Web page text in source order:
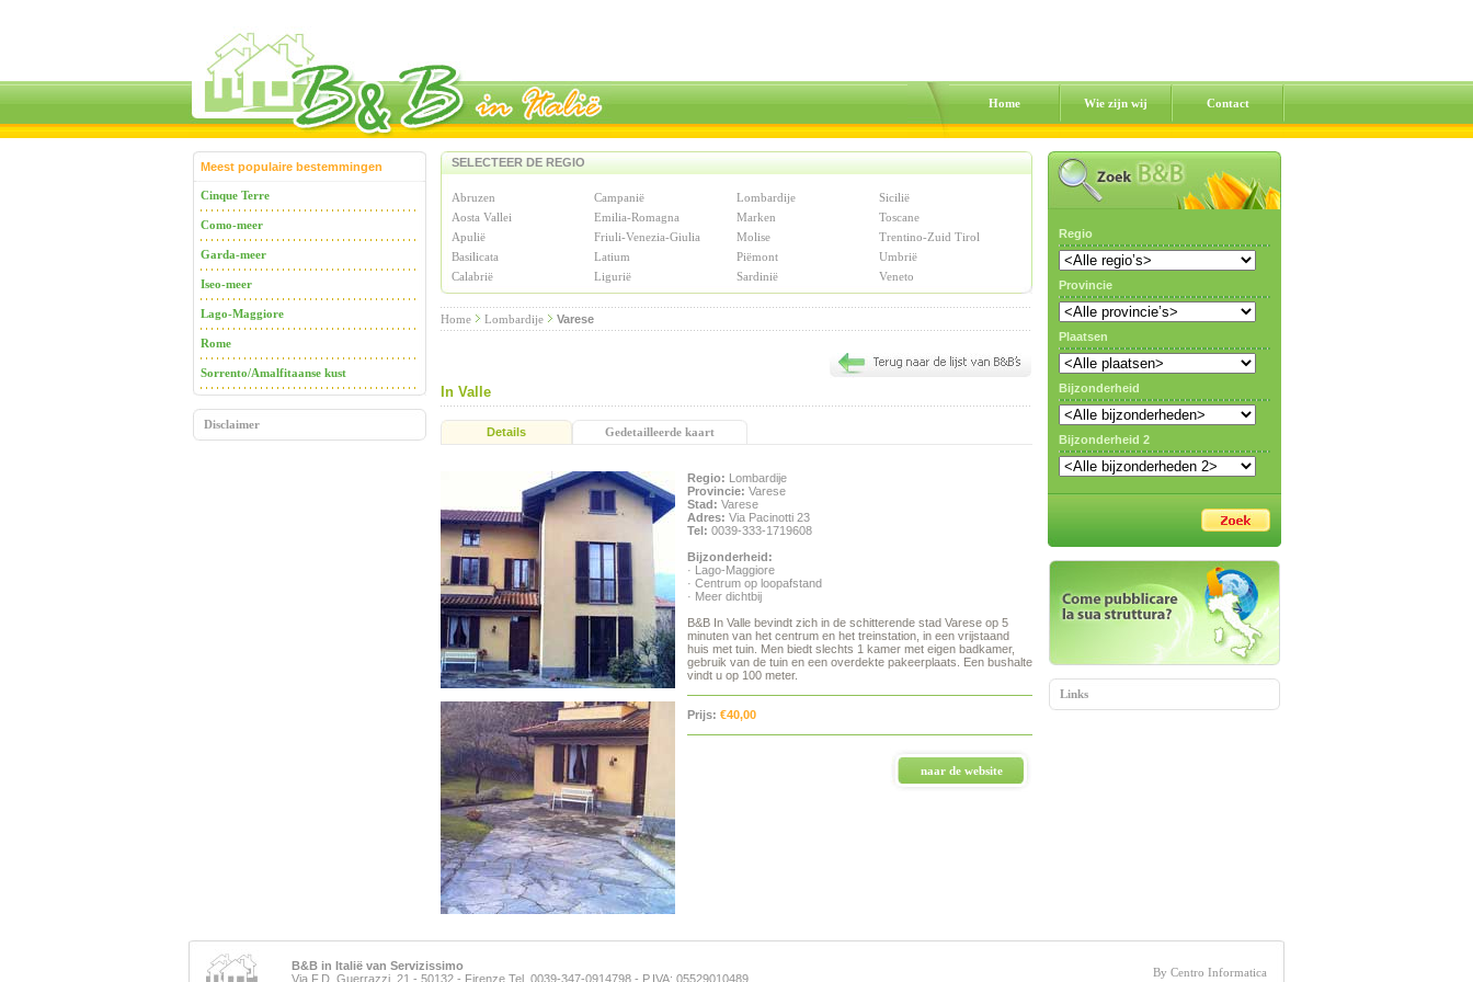
Home Wie zijn wij Contact
Meest populaire bestemmingen
Cinque Terre
Como-meer
Garda-meer
Iseo-meer
Lago-Maggiore
Rome
Sorrento/Amalfitaanse kust
Disclaimer
SELECTEER DE REGIO
Abruzen Campanië Lombardije
Sicilië
Aosta Vallei
Emilia-Romagna Marken
Toscane
Apulië
Friuli-Venezia-Giulia Molise
Trentino-Zuid Tirol
Basilicata
Latium Piëmont
Umbrië
Calabrië
Ligurië Sardinië Veneto
Home Lombardije Varese
In Valle
Details Gedetailleerde kaart
Regio: Lombardije
Provincie: Varese
Stad: Varese
Adres: Via Pacinotti 23
Tel: 0039-333-1719608
Bijzonderheid:
· Lago-Maggiore
· Centrum op loopafstand
· Meer dichtbij
B&B In Valle bevindt zich in de schitterende stad Varese op 5
minuten van het centrum en het treinstation, in een vrijstaand
huis met tuin. Men biedt slechts 1 kamer met eigen badkamer,
gebruik van de tuin en een overdekte pakeerplaats. Een bushalte
vindt u op 100 meter.
Prijs: €40,00
naar de website
Regio
Provincie
Plaatsen
Bijzonderheid
Bijzonderheid 2
Links
B&B in Italië van Servizissimo
Via F.D. Guerrazzi, 21 - 50132 - Firenze Tel. 0039-347-0914798 - P.IVA: 05529010489 By Centro Informatica